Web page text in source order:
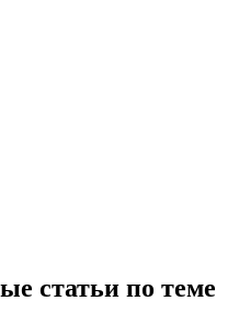
статьи по теме